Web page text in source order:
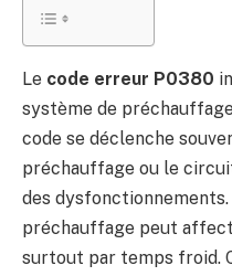
Le code erreur P0380
système de
code se déclenche
préchauffage ou le
des
préchauffage peut
surtout par temps froid.